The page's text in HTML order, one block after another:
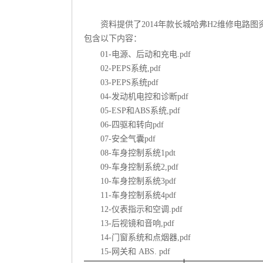
资料提供了2014年款长城哈弗H2维修电路图
包含以下内容：
01-电源、后动和充电.pdf
02-PEPS系统,pdf
03-PEPS系统pdf
04-发动机电控和诊断pdf
05-ESP和ABS系统,pdf
06-四驱和转向pdf
07-安全气囊pdf
08-车身控制系统1pdt
09-车身控制系统2,pdf
10-车身控制系统3pdf
11-车身控制系统4pdf
12-仪表指示和空调.pdf
13-后视镜和音响,pdf
14-门窗系统和点烟器,pdf
15-网关和 ABS. pdf